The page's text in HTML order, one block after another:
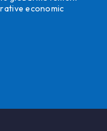
economic